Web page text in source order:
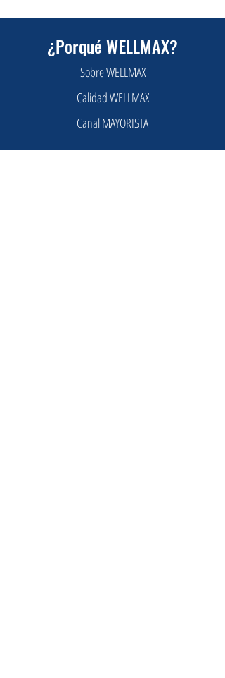
¿Porqué WELLMAX?
Sobre WELLMAX
Calidad WELLMAX
Canal MAYORISTA